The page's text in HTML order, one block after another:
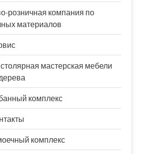
розничная компания по
материалов
мастерская мебели
комплекс
комплекс